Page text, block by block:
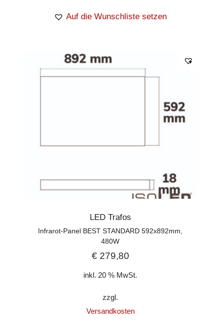
Auf die Wunschliste setzen
LED Trafos
Infrarot-Panel BEST STANDARD 592x892mm,
480W
€279,80
inkl. 20 % MwSt.
zzgl.
Versandkosten